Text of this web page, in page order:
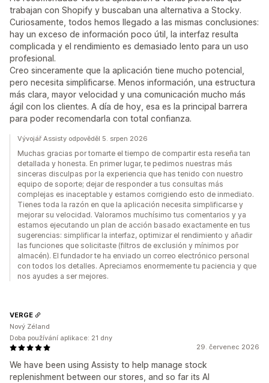
trabajan con Shopify y buscaban una alternativa a Stocky.
Curiosamente, todos hemos llegado a las mismas conclusiones:
hay un exceso de información poco útil, la interfaz resulta
complicada y el rendimiento es demasiado lento para un uso
profesional.
Creo sinceramente que la aplicación tiene mucho potencial,
pero necesita simplificarse. Menos información, una estructura
más clara, mayor velocidad y una comunicación mucho más
ágil con los clientes. A día de hoy, esa es la principal barrera
para poder recomendarla con total confianza.
Vývojář Assisty odpověděl 5. srpen 2026
Muchas gracias por tomarte el tiempo de compartir esta reseña tan
detallada y honesta. En primer lugar, te pedimos nuestras más
sinceras disculpas por la experiencia que has tenido con nuestro
equipo de soporte; dejar de responder a tus consultas más
complejas es inaceptable y estamos corrigiendo esto de inmediato.
Tienes toda la razón en que la aplicación necesita simplificarse y
mejorar su velocidad. Valoramos muchísimo tus comentarios y ya
estamos ejecutando un plan de acción basado exactamente en tus
sugerencias: simplificar la interfaz, optimizar el rendimiento y añadir
las funciones que solicitaste (filtros de exclusión y mínimos por
almacén). El fundador te ha enviado un correo electrónico personal
con todos los detalles. Apreciamos enormemente tu paciencia y que
nos ayudes a ser mejores.
29. červenec 2026
We have been using Assisty to help manage stock
replenishment between our stores, and so far its AI
VERGE
Nový Zéland
Doba používání aplikace: 21 dny